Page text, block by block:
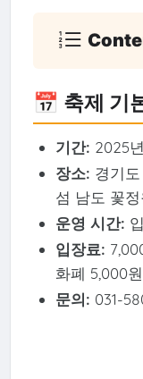
📅 축제 기
기간: 2025
장소: 경기
섬 남도 꽃
운영 시간:
입장료:
화폐 5,000
문의: 031-